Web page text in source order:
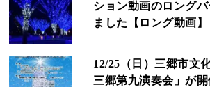
ション動画のロング
ました【ロング動画】
12/25（日）三郷市文
三郷第九演奏会」が